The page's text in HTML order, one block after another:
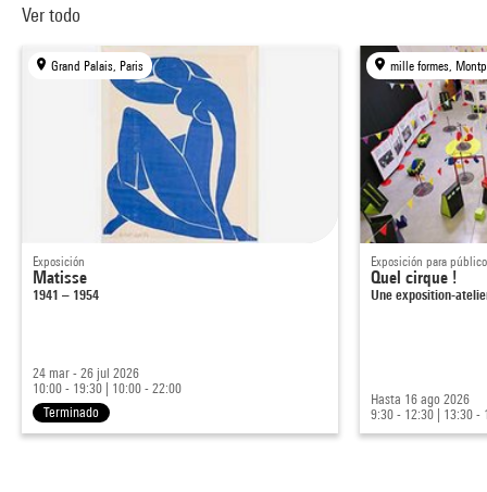
Ver todo
Grand Palais, Paris
Exposición
Matisse
1941 – 1954
24 mar - 26 jul 2026
10:00 - 19:30
10:00 - 22:00
Terminado
mille formes,
Exposición para
Quel cirque !
Une exposition-
Hasta 16 ago 2026
9:30 - 12:30
13:30 -